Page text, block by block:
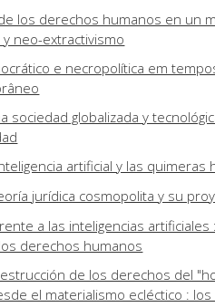
los derechos humanos en un
neo-extractivismo
e necropolítica em
sociedad globalizada y
artificial y las quimeras
jurídica cosmopolita y su
a las inteligencias
derechos humanos
de los derechos del
el materialismo ecléctico : los